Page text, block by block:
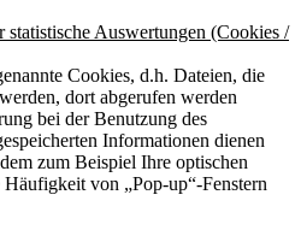
Auswertungen (Cookies /
Cookies, d.h. Dateien, die
dort abgerufen werden
bei der Benutzung des
Informationen dienen
zum Beispiel Ihre optischen
von „Pop-up“-Fenstern